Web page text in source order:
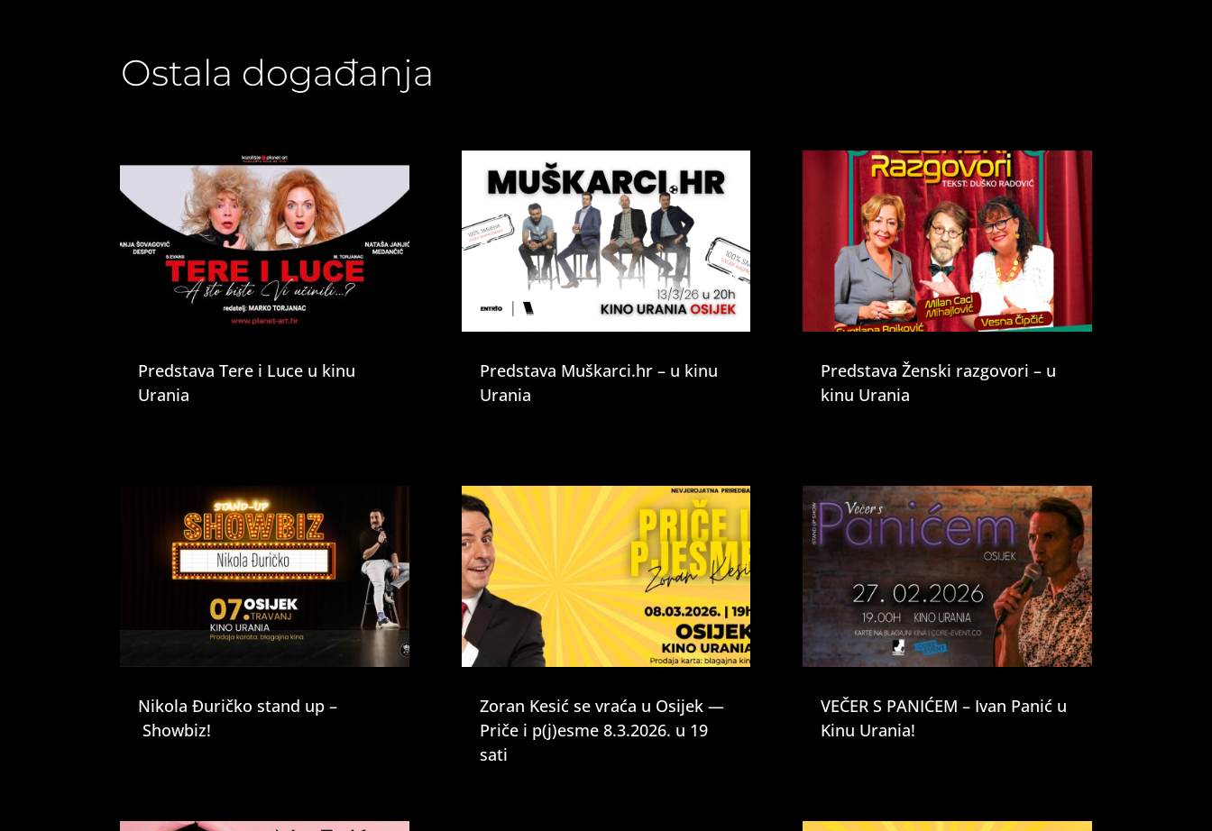
Ostala događanja
Predstava Tere i Luce u kinu
Urania
Nikola Đuričko stand up –
Showbiz!
Predstava Muškarci.hr – u kinu
Urania
Zoran Kesić se vraća u Osijek —
Priče i p(j)esme 8.3.2026. u 19
sati
Predstava Ženski razgovori – u
kinu Urania
VEČER S PANIĆEM – Ivan Panić u
Kinu Urania!